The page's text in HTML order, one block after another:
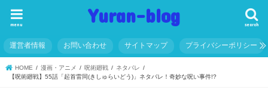
Yuran-blog search
menu
運営者情報 お問い合わせ サイトマップ プライバシーポリシー
HOME 漫画・アニメ 呪術廻戦
ネタバレ
【呪術廻戦】55話「起首雷同(きしゅらいどう)」ネタバレ！奇妙な呪い事件!?